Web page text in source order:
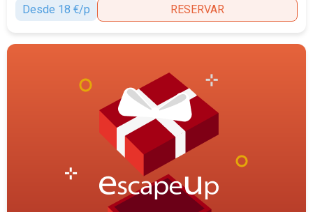
Desde 18 €/p
RESERVAR